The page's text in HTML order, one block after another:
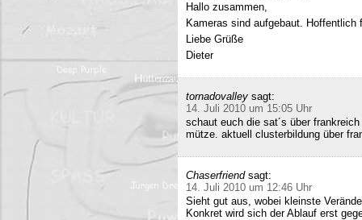
Hallo zusammen,
Kameras sind aufgebaut.
Liebe Grüße
Dieter
tornadovalley sagt:
14. Juli 2010 um 15:05 Uhr
schaut euch die sat´s über
mütze. aktuell clusterbildung über
Chaserfriend sagt:
14. Juli 2010 um 12:46 Uhr
Sieht gut aus, wobei kleinste
Konkret wird sich der Ablauf erst